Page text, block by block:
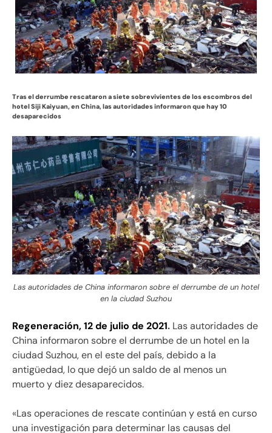
Tras el derrumbe rescataron a siete sobrevivientes de los escombros del
hotel Siji Kaiyuan, en China, las autoridades informaron que hay 10
desaparecidos
Las autoridades de China informaron sobre el derrumbe de un hotel
en la ciudad Suzhou
Regeneración, 12 de julio de 2021. Las autoridades de
China informaron sobre el derrumbe de un hotel en la
ciudad Suzhou, en el este del país, debido a la
antigüedad, lo que dejó un saldo de al menos un
muerto y diez desaparecidos.
«Las operaciones de rescate continúan y está en curso
una investigación para determinar las causas del